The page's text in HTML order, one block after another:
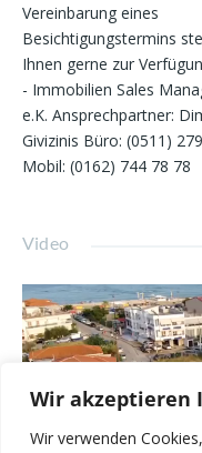
Wir akzeptieren
Wir verwenden
Vereinbarung eines
Besichtigungstermins
Ihnen gerne zur
- Immobilien Sales
e.K. Ansprechpartner:
Givizinis Büro: (0511)
Mobil: (0162) 744 78 78
Video
Video-
Player